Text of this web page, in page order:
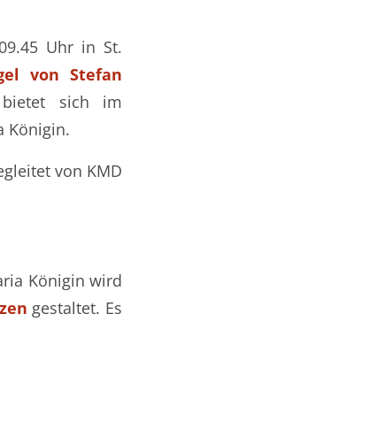
Uhr in St.
von Stefan
bietet sich im
Königin.
von KMD
Königin wird
gestaltet. Es